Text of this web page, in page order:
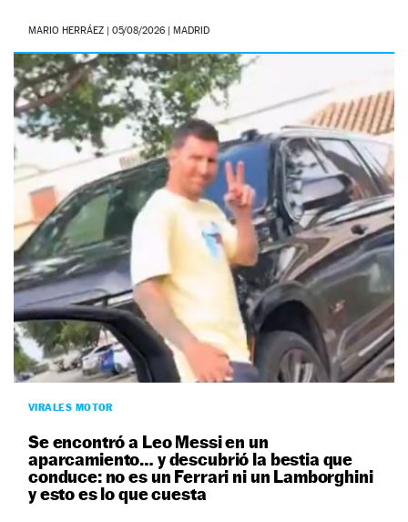
MARIO HERRÁEZ 05/08/2026 | MADRID
VIRALES MOTOR
Se encontró a Leo Messi en un
aparcamiento… y descubrió la bestia que
conduce: no es un Ferrari ni un Lamborghini
y esto es lo que cuesta